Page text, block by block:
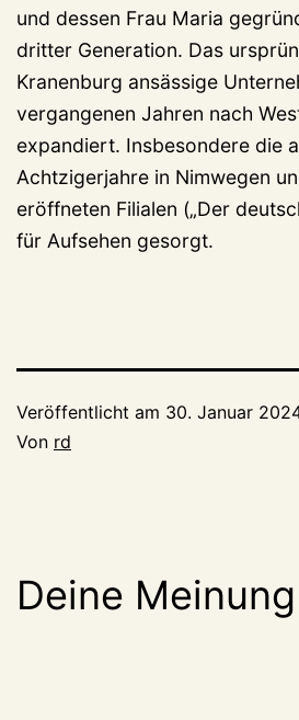
und dessen Frau Maria
dritter Generation. Das
Kranenburg ansässige
vergangenen Jahren nach
expandiert. Insbesondere die
Achtzigerjahre in Nimwegen
eröffneten Filialen („Der
für Aufsehen gesorgt.
Veröffentlicht am 30. Januar
Von rd
Deine